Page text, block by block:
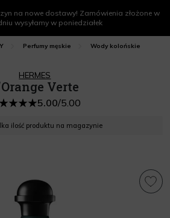
na nowe dostawy! Zamówienia złożone w
wysyłamy w poniedziałek
Perfumy męskie
Wody kolońskie
HERMES
Verte
5.00/5.00
ilość produktu na magazynie